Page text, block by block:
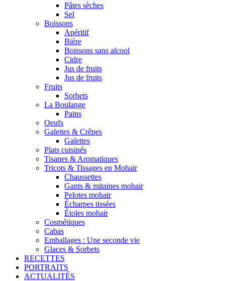
Pâtes sèches
Sel
Boissons
Apéritif
Bière
Boissons sans alcool
Cidre
Jus de fruits
Jus de fruits
Fruits
Sorbets
La Boulange
Pains
Oeufs
Galettes & Crêpes
Galettes
Plats cuisinés
Tisanes & Aromatiques
Tricots & Tissages en Mohair
Chaussettes
Gants & mitaines mohair
Pelotes mohair
Écharpes tissées
Étoles mohair
Cosmétiques
Cabas
Emballages : Une seconde vie
Glaces & Sorbets
RECETTES
PORTRAITS
ACTUALITÉS